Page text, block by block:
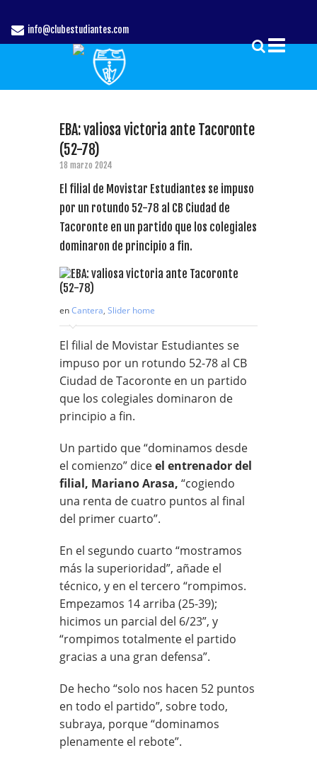
info@clubestudiantes.com
EBA: valiosa victoria ante Tacoronte
(52-78)
18 marzo 2024
El filial de Movistar Estudiantes se impuso
por un rotundo 52-78 al CB Ciudad de
Tacoronte en un partido que los colegiales
dominaron de principio a fin.
enCantera, Slider home
El filial de Movistar Estudiantes se
impuso por un rotundo 52-78 al CB
Ciudad de Tacoronte en un partido
que los colegiales dominaron de
principio a fin.
Un partido que “dominamos desde
el comienzo” diceel entrenador del
filial, Mariano Arasa, “cogiendo
una renta de cuatro puntos al final
del primer cuarto”.
En el segundo cuarto “mostramos
más la superioridad”, añade el
técnico, y en el tercero “rompimos.
Empezamos 14 arriba (25-39);
hicimos un parcial del 6/23”, y
“rompimos totalmente el partido
gracias a una gran defensa”.
De hecho “solo nos hacen 52 puntos
en todo el partido”, sobre todo,
subraya, porque “dominamos
plenamente el rebote”.